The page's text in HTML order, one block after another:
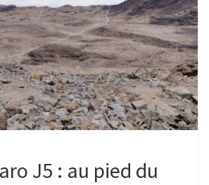
J5 : au pied du